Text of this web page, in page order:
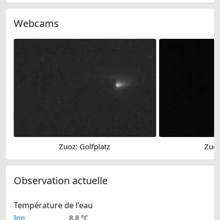
Webcams
Zuoz: Golfplatz
Observation actuelle
Température de l'eau
Inn 8.8 °C